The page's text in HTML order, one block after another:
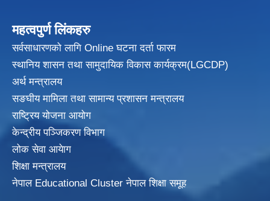
महत्वपुर्ण लिंकहरु
सर्वसाधारणको लागि Online घटना दर्ता फारम
स्थानिय शासन तथा सामुदायिक विकासकार्यक्रम(LGCDP)
अर्थ मन्त्रालय
सङघीय मामिला तथा सामान्य प्रशासन मन्त्रालय
राष्ट्रिय योजना आयोग
केन्द्रीय पञ्जिकरण विभाग
लोक सेवा आयेाग
शिक्षा मन्त्रालय
नेपाल Educational Cluster नेपाल शिक्षा समूह